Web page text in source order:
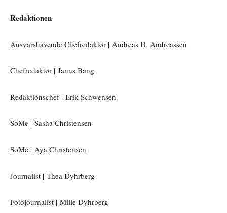
Redaktionen
Ansvarshavende Chefredaktør | Andreas D. Andreassen
Chefredaktør | Janus Bang
Redaktionschef | Erik Schwensen
SoMe | Sasha Christensen
SoMe | Aya Christensen
Journalist | Thea Dyhrberg
Fotojournalist | Mille Dyhrberg